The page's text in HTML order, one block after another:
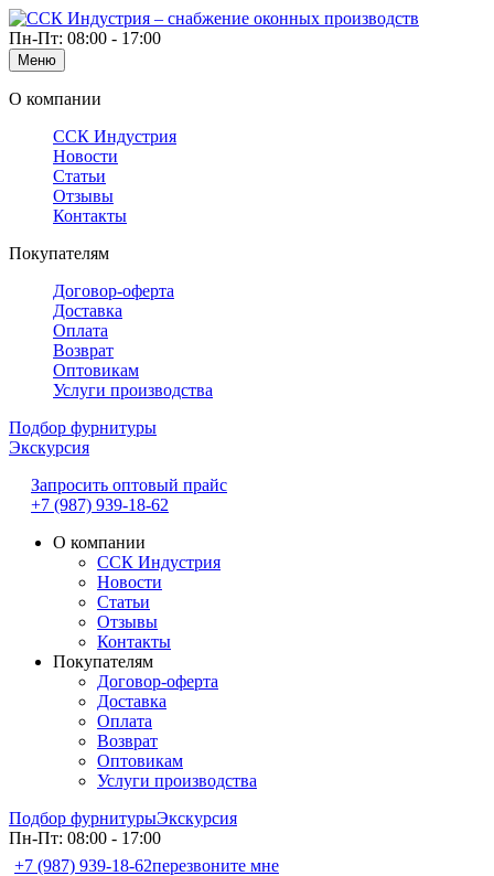
Пн-Пт: 08:00 - 17:00
Меню
О компании
ССК Индустрия
Новости
Статьи
Отзывы
Контакты
Покупателям
Договор-оферта
Доставка
Оплата
Возврат
Оптовикам
Услуги производства
Подбор фурнитуры
Экскурсия
Запросить оптовый прайс
+7 (987) 939-18-62
О компании
ССК Индустрия
Новости
Статьи
Отзывы
Контакты
Покупателям
Договор-оферта
Доставка
Оплата
Возврат
Оптовикам
Услуги производства
Подбор фурнитурыЭкскурсия
Пн-Пт: 08:00 - 17:00
+7 (987) 939-18-62перезвоните мне